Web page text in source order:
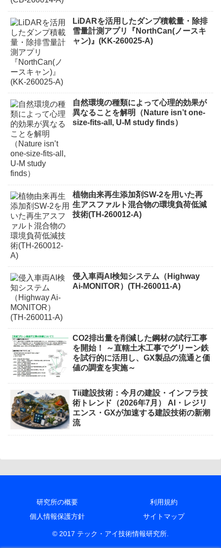
LiDARを活用したダンプ積載量・除排
雪量計測アプリ『NorthCan(ノースキ
ャン)』(KK-260025-A)
自然環境の種類によって心理的効果が
異なることを解明（Nature isn’t one-
size-fits-all, U-M study finds）
植物由来再生添加剤SW-2を用いた再
生アスファルト混合物の環境負荷低減
技術(TH-260012-A)
侵入車両AI検知システム（Highway
Ai-MONITOR）(TH-260011-A)
CO2排出量を削減した鋼材の試行工事
を開始！ ～直轄土木工事でグリーン鉄
を試行的に活用し、GX製品の流通と価
値の調査を実施～
Tii建設技術：今月の建設・インフラ技
術トレンド（2026年7月） AI・レジリ
エンス・GXが加速する建設技術の新潮
流
研究所の概要
利用規約
個人情報保護方針
サイトマップ
© 2017 テック・アイ技術情報研究所.